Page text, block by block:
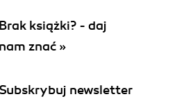
Brak książki? - daj
nam znać »
Subskrybuj newsletter